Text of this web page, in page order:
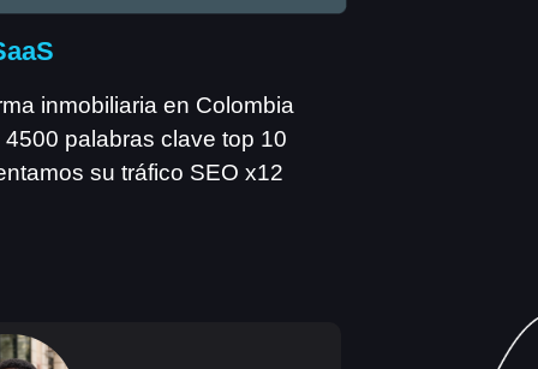
inmobiliaria en Colombia
4500 palabras clave top 10
su tráfico SEO x12